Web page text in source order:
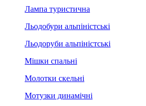
Лампа туристична
Льодобури альпіністські
Льодоруби альпіністські
Мішки спальні
Молотки скельні
Мотузки динамічні